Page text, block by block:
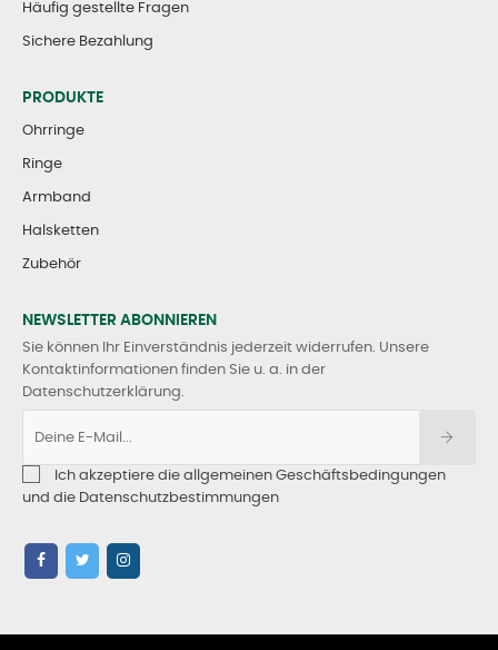
Häufig gestellte Fragen
Sichere Bezahlung
PRODUKTE
Ohrringe
Ringe
Armband
Halsketten
Zubehör
NEWSLETTER ABONNIEREN
Sie können Ihr Einverständnis jederzeit widerrufen. Unsere
Kontaktinformationen finden Sie u. a. in der
Datenschutzerklärung.
Ich akzeptiere die allgemeinen Geschäftsbedingungen
und die Datenschutzbestimmungen